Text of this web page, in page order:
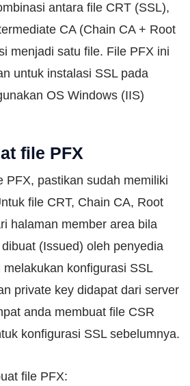
antara file CRT (SSL),
CA (Chain CA + Root
menjadi satu file. File PFX ini
untuk instalasi SSL pada
OS Windows (IIS)
file PFX
PFX, pastikan sudah memiliki
file CRT, Chain CA, Root
halaman member area bila
(Issued) oleh penyedia
konfigurasi SSL
private key didapat dari server
anda membuat file CSR
konfigurasi SSL sebelumnya.
file PFX: